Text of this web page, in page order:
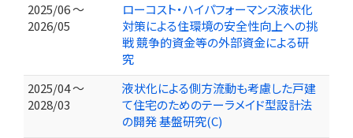
2025/06 ～
2026/05
ローコスト・ハイパフォーマンス液状化
対策による住環境の安全性向上への挑
戦 競争的資金等の外部資金による研
究
2025/04 ～
2028/03
液状化による側方流動も考慮した戸建
て住宅のためのテーラメイド型設計法
の開発 基盤研究(C)